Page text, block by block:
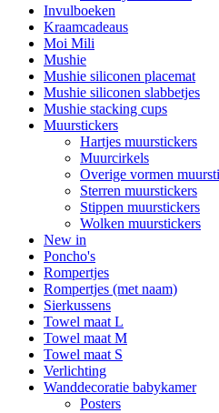
Invulboeken
Kraamcadeaus
Moi Mili
Mushie
Mushie siliconen placemat
Mushie siliconen slabbetjes
Mushie stacking cups
Muurstickers
Hartjes muurstickers
Muurcirkels
Overige vormen
Sterren muurstickers
Stippen muurstickers
Wolken muurstickers
New in
Poncho's
Rompertjes
Rompertjes (met naam)
Sierkussens
Towel maat L
Towel maat M
Towel maat S
Verlichting
Wanddecoratie babykamer
Posters